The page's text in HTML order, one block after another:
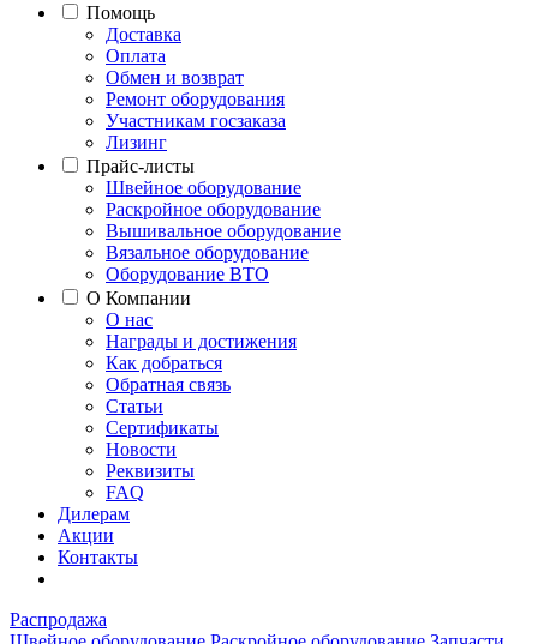
Помощь
Доставка
Оплата
Обмен и возврат
Ремонт оборудования
Участникам госзаказа
Лизинг
Прайс-листы
Швейное оборудование
Раскройное оборудование
Вышивальное оборудование
Вязальное оборудование
Оборудование ВТО
О Компании
О нас
Награды и достижения
Как добраться
Обратная связь
Статьи
Сертификаты
Новости
Реквизиты
FAQ
Дилерам
Акции
Контакты
Распродажа